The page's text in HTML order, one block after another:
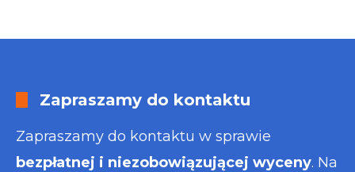
Zapraszamy do kontaktu
Zapraszamy do kontaktu w sprawie
bezpłatnej i niezobowiązującej wyceny. Na